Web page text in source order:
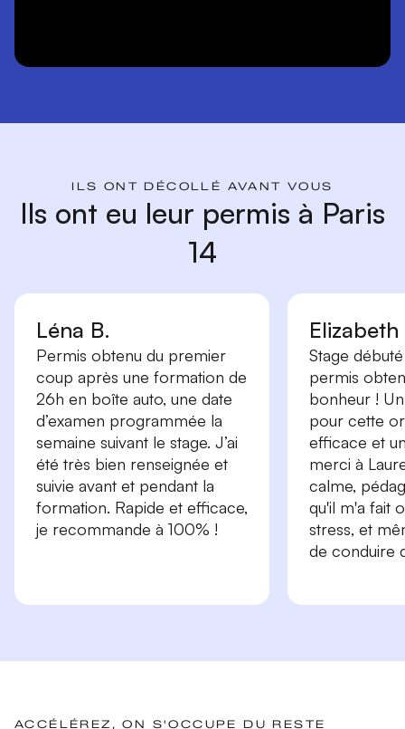
ILS ONT DÉCOLLÉ AVANT VOUS
Ils ont eu leur permis à Paris
14
Léna B.
Permis obtenu du premier
coup après une formation de
26h en boîte auto, une date
d’examen programmée la
semaine suivant le stage. J’ai
été très bien renseignée et
suivie avant et pendant la
formation. Rapide et efficace,
je recommande à 100% !
Elizabeth
Stage
permis
bonheur !
pour cette
efficace et
merci à
calme,
qu'il m'a fait
stress, et
de conduire
ACCÉLÉREZ, ON S'OCCUPE DU RESTE